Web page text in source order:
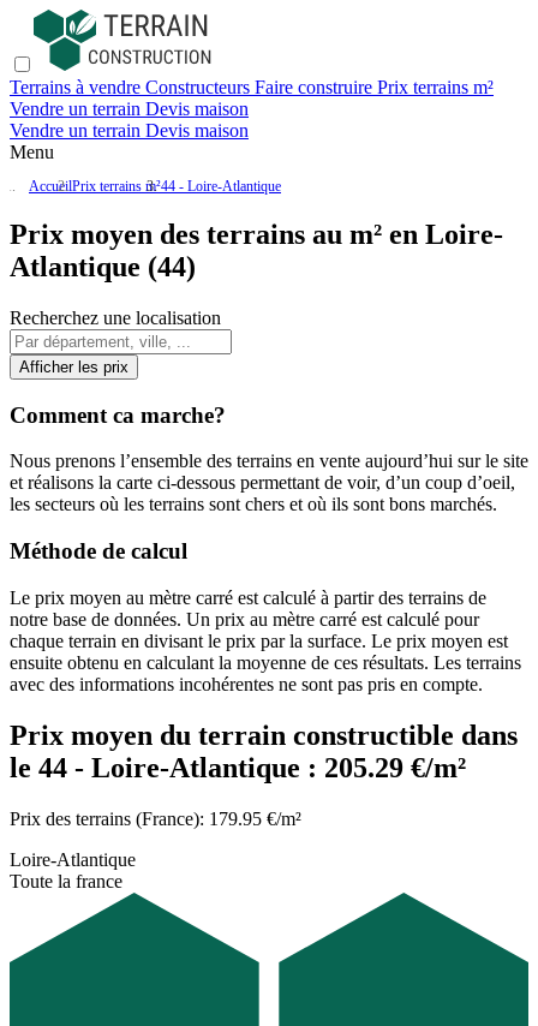
Terrains à vendre Constructeurs Faire construire Prix terrains m²
Vendre un terrain Devis maison
Vendre un terrain Devis maison
Menu
AccueilPrix terrains m²44 - Loire-Atlantique
Prix moyen des terrains au m² en Loire-
Atlantique (44)
Recherchez une localisation
Afficher les prix
Comment ca marche?
Nous prenons l’ensemble des terrains en vente aujourd’hui sur le site
et réalisons la carte ci-dessous permettant de voir, d’un coup d’oeil,
les secteurs où les terrains sont chers et où ils sont bons marchés.
Méthode de calcul
Le prix moyen au mètre carré est calculé à partir des terrains de
notre base de données. Un prix au mètre carré est calculé pour
chaque terrain en divisant le prix par la surface. Le prix moyen est
ensuite obtenu en calculant la moyenne de ces résultats. Les terrains
avec des informations incohérentes ne sont pas pris en compte.
Prix moyen du terrain constructible dans
le 44 - Loire-Atlantique : 205.29 €/m²
Prix des terrains (France): 179.95 €/m²
Loire-Atlantique
Toute la france